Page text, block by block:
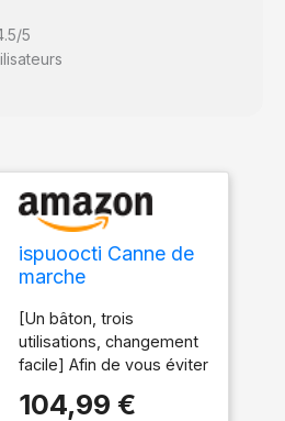
5
ispuoocti Canne de
marche
homme et femme,
avec fonction
d'alarme et éclairage
LED, dotée de 3
types d'attaches
[Un bâton, trois
utilisations, changement
facile] Afin de vous éviter
cette canne est équipée
104,99 €